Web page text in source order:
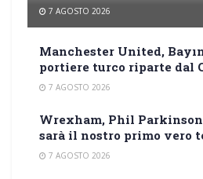
7 AGOSTO 2026
Manchester United,
portiere turco riparte dal
7 AGOSTO 2026
Wrexham, Phil Parkinson:
sarà il nostro primo vero
7 AGOSTO 2026